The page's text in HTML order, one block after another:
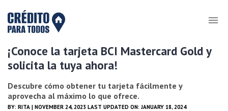
¡Conoce la tarjeta BCI Mastercard Gold y
solicita la tuya ahora!
Descubre cómo obtener tu tarjeta fácilmente y
aprovecha al máximo lo que ofrece.
BY: RITA | NOVEMBER 24, 2023 LAST UPDATED ON: JANUARY 18, 2024